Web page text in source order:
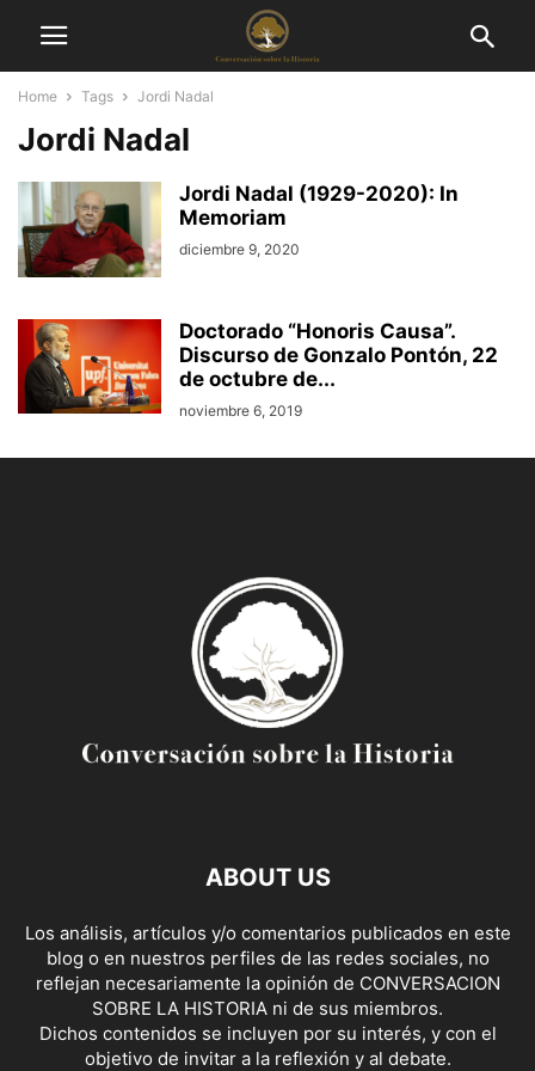
Home Tags Jordi Nadal
Jordi Nadal
Jordi Nadal (1929-2020): In
Memoriam
diciembre 9, 2020
Doctorado “Honoris Causa”.
Discurso de Gonzalo Pontón, 22
de octubre de...
noviembre 6, 2019
ABOUT US
Los análisis, artículos y/o comentarios publicados en este
blog o en nuestros perfiles de las redes sociales, no
reflejan necesariamente la opinión de CONVERSACION
SOBRE LA HISTORIA ni de sus miembros.
Dichos contenidos se incluyen por su interés, y con el
objetivo de invitar a la reflexión y al debate.